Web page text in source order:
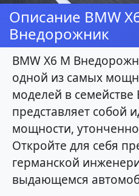
Описание BMW
Внедорожник
BMW X6 M
одной из самых
моделей в семействе
представляет собой
мощности,
Откройте для себя
германской
выдающемся